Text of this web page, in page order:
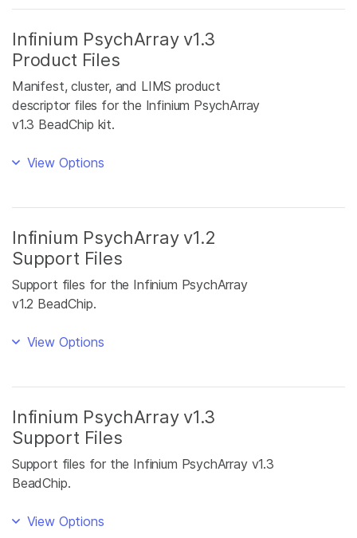
Infinium PsychArray v1.3
Product Files
Manifest, cluster, and LIMS product
descriptor files for the Infinium PsychArray
v1.3 BeadChip kit.
View Options
Infinium PsychArray v1.2
Support Files
Support files for the Infinium PsychArray
v1.2 BeadChip.
View Options
Infinium PsychArray v1.3
Support Files
Support files for the Infinium PsychArray v1.3
BeadChip.
View Options